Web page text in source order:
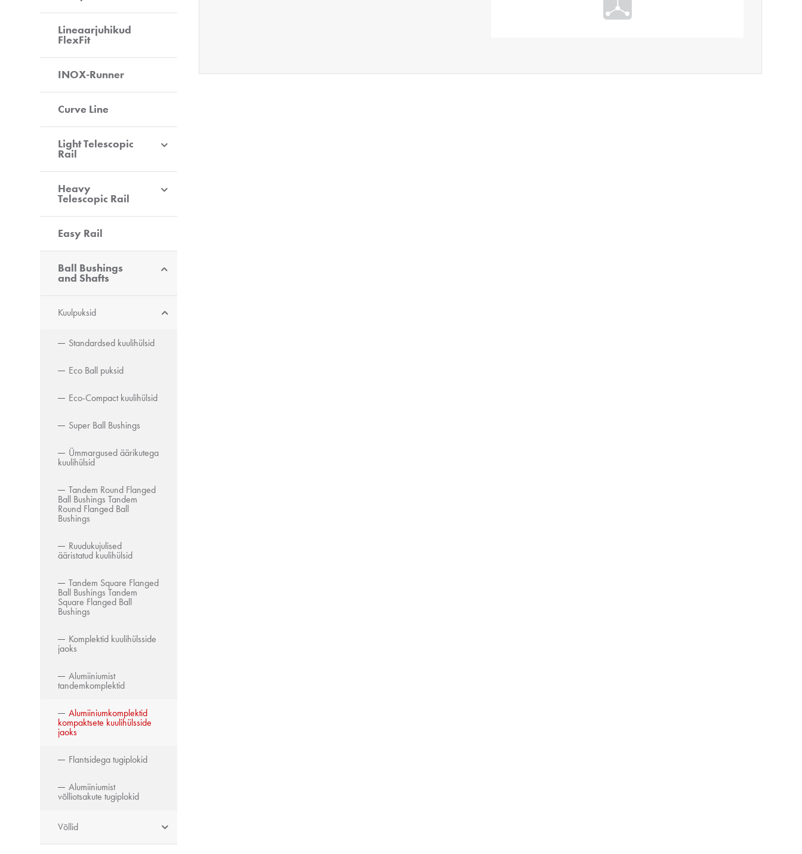
Lineaarjuhikud
FlexFit
INOX-Runner
Curve Line
Light Telescopic
Rail
Heavy
Telescopic Rail
Easy Rail
Ball Bushings
and Shafts
Kuulpuksid
Standardsed kuulihülsid
Eco Ball puksid
Eco-Compact kuulihülsid
Super Ball Bushings
Ümmargused äärikutega
kuulihülsid
Tandem Round Flanged
Ball Bushings Tandem
Round Flanged Ball
Bushings
Ruudukujulised
ääristatud kuulihülsid
Tandem Square Flanged
Ball Bushings Tandem
Square Flanged Ball
Bushings
Komplektid kuulihülsside
jaoks
Alumiiniumist
tandemkomplektid
Alumiiniumkomplektid
kompaktsete kuulihülsside
jaoks
Flantsidega tugiplokid
Alumiiniumist
võlliotsakute tugiplokid
Võllid